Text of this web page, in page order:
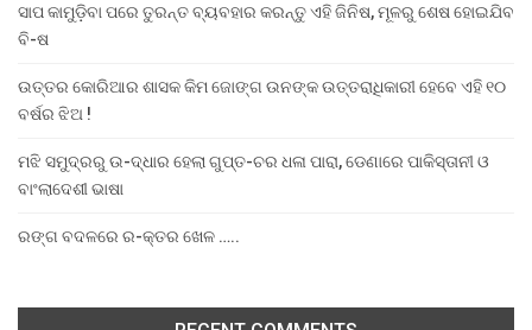
ସାପ କାମୁଡ଼ିବା ପରେ ତୁରନ୍ତ ବ୍ୟବହାର କରନ୍ତୁ ଏହି ଜିନିଷ, ମୂଳରୁ ଶେଷ ହୋଇଯିବ
ବି-ଷ
ଉତ୍ତର କୋରିଆର ଶାସକ କିମ ଜୋଙ୍ଗ ଉନଙ୍କ ଉତ୍ତରାଧିକାରୀ ହେବେ ଏହି ୧୦
ବର୍ଷର ଝିଅ !
ମଝି ସମୁଦ୍ରରୁ ଉ-ଦ୍ଧାର ହେଲା ଗୁପ୍ତ-ଚର ଧଳା ପାରା, ଡେଣାରେ ପାକିସ୍ତାନୀ ଓ
ବାଂଲାଦେଶୀ ଭାଷା
ରଙ୍ଗ ବଦଳରେ ର-କ୍ତର ଖେଳ …..